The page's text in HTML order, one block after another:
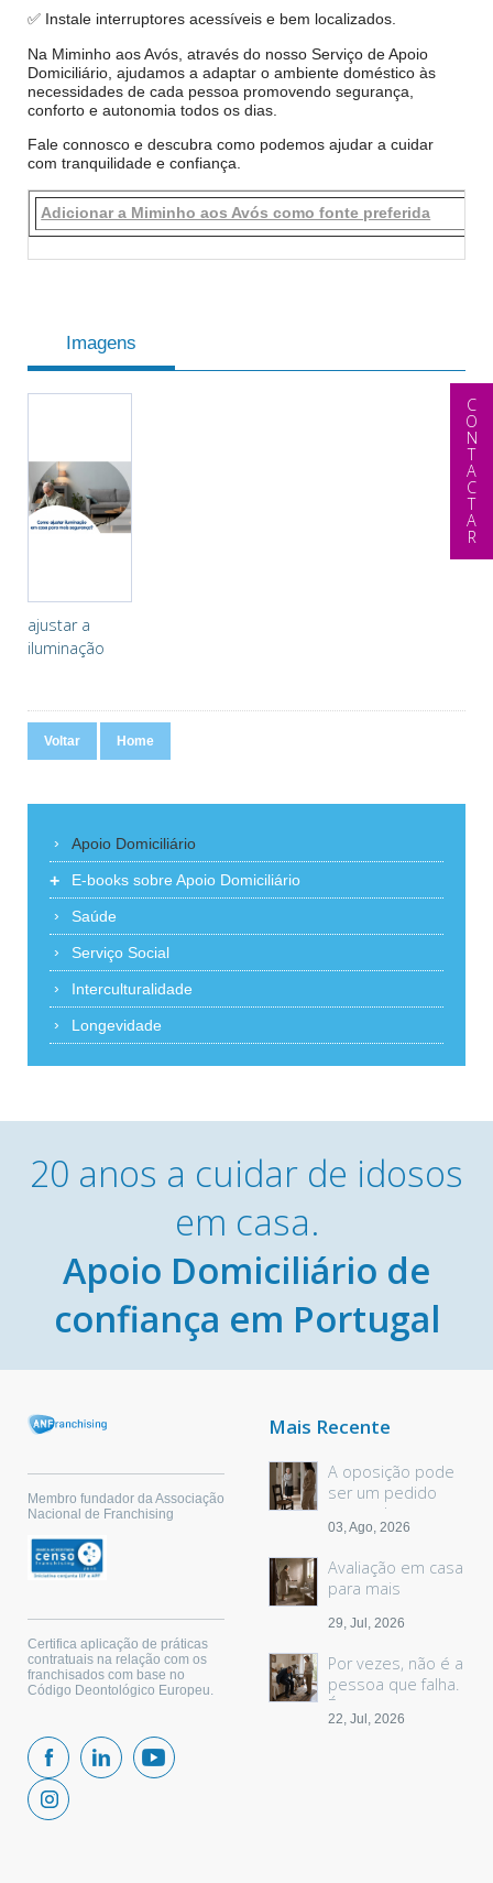
✅ Instale interruptores acessíveis e bem localizados.
Na Miminho aos Avós, através do nosso Serviço de Apoio
Domiciliário, ajudamos a adaptar o ambiente doméstico às
necessidades de cada pessoa promovendo segurança,
conforto e autonomia todos os dias.
Fale connosco e descubra como podemos ajudar a cuidar
com tranquilidade e confiança.
Adicionar a Miminho aos Avós como fonte preferida
Imagens
ajustar a
iluminação
Voltar Home
Apoio Domiciliário
+ E-books sobre Apoio Domiciliário
Saúde
Serviço Social
Interculturalidade
Longevidade
20 anos a cuidar de idosos
em casa.
Apoio Domiciliário de
confiança em Portugal
Membro fundador da Associação
Nacional de Franchising
Certifica aplicação de práticas
contratuais na relação com os
franchisados com base no
Código Deontológico Europeu.
Mais Recente
A oposição pode
ser um pedido
sem palavras
03, Ago, 2026
Avaliação em casa
para mais
29, Jul, 2026
Por vezes, não é a
pessoa que falha.
É o espaço.
22, Jul, 2026
CONTACTAR